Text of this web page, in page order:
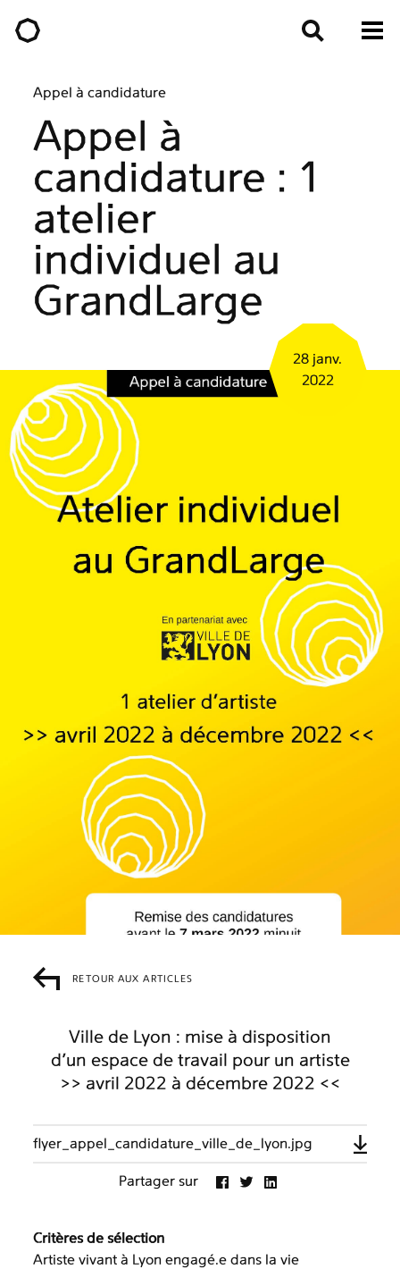
Appel à candidature
Appel à
candidature : 1
atelier
individuel au
GrandLarge
28 janv.
2022
RETOUR AUX ARTICLES
Ville de Lyon : mise à disposition
d’un espace de travail pour un artiste
>> avril 2022 à décembre 2022 <<
flyer_appel_candidature_ville_de_lyon.jpg
Partager sur
Critères de sélection
Artiste vivant à Lyon engagé.e dans la vie